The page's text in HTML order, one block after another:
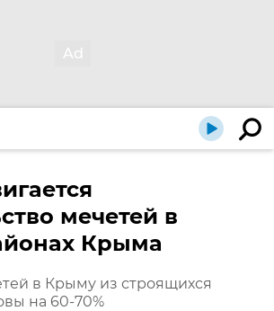
мечетей в
Крыма
в Крыму из строящихся
на 60-70%